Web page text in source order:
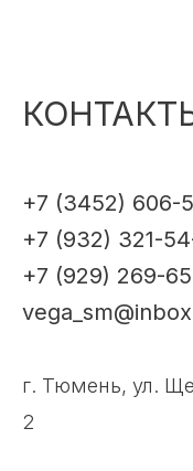
+7 (3452) 606-
+7 (932) 321-
+7 (929) 269-
г. Тюмень, ул.
2